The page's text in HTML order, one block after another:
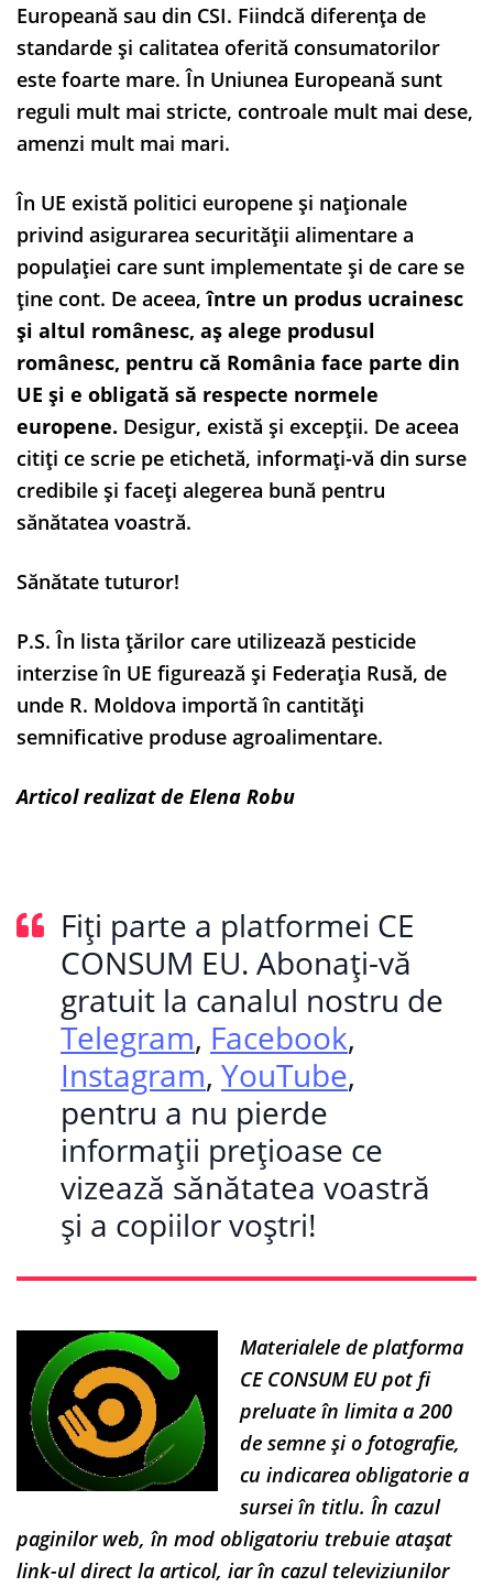
Europeană sau din CSI. Fiindcă diferența de
standarde și calitatea oferită consumatorilor
este foarte mare. În Uniunea Europeană sunt
reguli mult mai stricte, controale mult mai dese,
amenzi mult mai mari.
În UE există politici europene și naționale
privind asigurarea securității alimentare a
populației care sunt implementate și de care se
ține cont. De aceea, între un produs ucrainesc
și altul românesc, aș alege produsul
românesc, pentru că România face parte din
UE și e obligată să respecte normele
europene. Desigur, există și excepții. De aceea
citiți ce scrie pe etichetă, informați-vă din surse
credibile și faceți alegerea bună pentru
sănătatea voastră.
Sănătate tuturor!
P.S. În lista țărilor care utilizează pesticide
interzise în UE figurează și Federația Rusă, de
unde R. Moldova importă în cantități
semnificative produse agroalimentare.
Articol realizat de Elena Robu
Fiți parte a platformei CE
CONSUM EU. Abonați-vă
gratuit la canalul nostru de
Telegram, Facebook,
Instagram, YouTube,
pentru a nu pierde
informații prețioase ce
vizează sănătatea voastră
și a copiilor voștri!
Materialele de platforma
CE CONSUM EU pot fi
preluate în limita a 200
de semne și o fotografie,
cu indicarea obligatorie a
sursei în titlu. În cazul
paginilor web, în mod obligatoriu trebuie atașat
link-ul direct la articol, iar în cazul televiziunilor